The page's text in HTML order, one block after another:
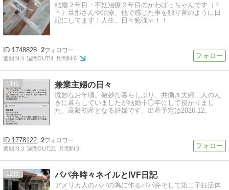
結婚２年目・不妊治療２年目のかわばっちゃんです（＾
＾）旦那さんや治療、他で感じた事を独り言のように日
記にしてます！人生、日々勉強ゃ！！
1748828 2
週間IN:4 週間OUT:4 月間IN:6
11 兼業主婦の日々
微妙なお年頃。微妙な暮らしぶり。共働き夫婦二人のん
きに暮らしていましたが結婚十◯年にして授かりまし
た。高齢初産となる妊婦です。出産予定は2016.12。
1778122 2
週間IN:3 週間OUT:21 月間IN:3
12 パパ弁時々ネイルとIVF日記
アメリカ人のパパの為に作るパパ弁そして第二子妊活体